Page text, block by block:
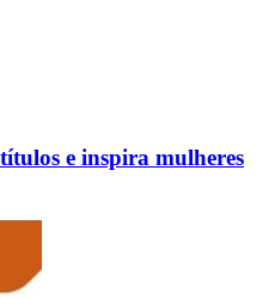
e inspira mulheres